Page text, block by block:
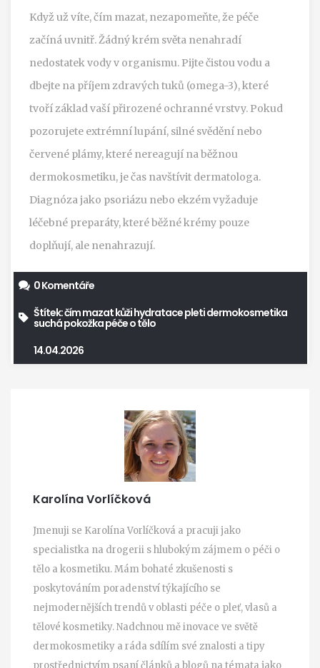
Když už víte, čím mazat, nezapomeňte, že péče
začíná uvnitř. Žádný krém světa nenahradí
nedostatek vody v organismu. Pijte čistou vodu a
dbejte na příjem zdravých tuků (omega-3), které
tvoří základ vaší přirozené ochranné vrstvy. Pokud
pozorujete extrémní lupání, silné svědění nebo
červené plámy, které nereagují na běžnou
dermokosmetiku, je čas navštívit dermatologa.
Diagnóza jako psoriázu nebo ekzém vyžaduje
léčebné preparáty, které běžné krémy pouze
doplňují, ale nenahrazují.
0 Komentáře
Štítek:čím mazat kůžihydratace pletidermokosmetika
suchá pokožkapéče o tělo
14.04.2026
Karolína Vorlíčková
Jmenuji se Karolína Vorlíčková a pracuji jako
specialistka na drogerii s hlubokým zájmem o péči o
tělo a kosmetiku. Mám bohaté zkušenosti s
poskytováním poradenství týkajícího se
nejmodernějších trendů v oblasti péče o pleť, vlasů a
tělové kosmetiky. Nadchnou mě inovace ve světě
dermokosmetiky a ráda sdílím své znalosti a tipy
prostřednictvím psaní článků a blogů na témata jako